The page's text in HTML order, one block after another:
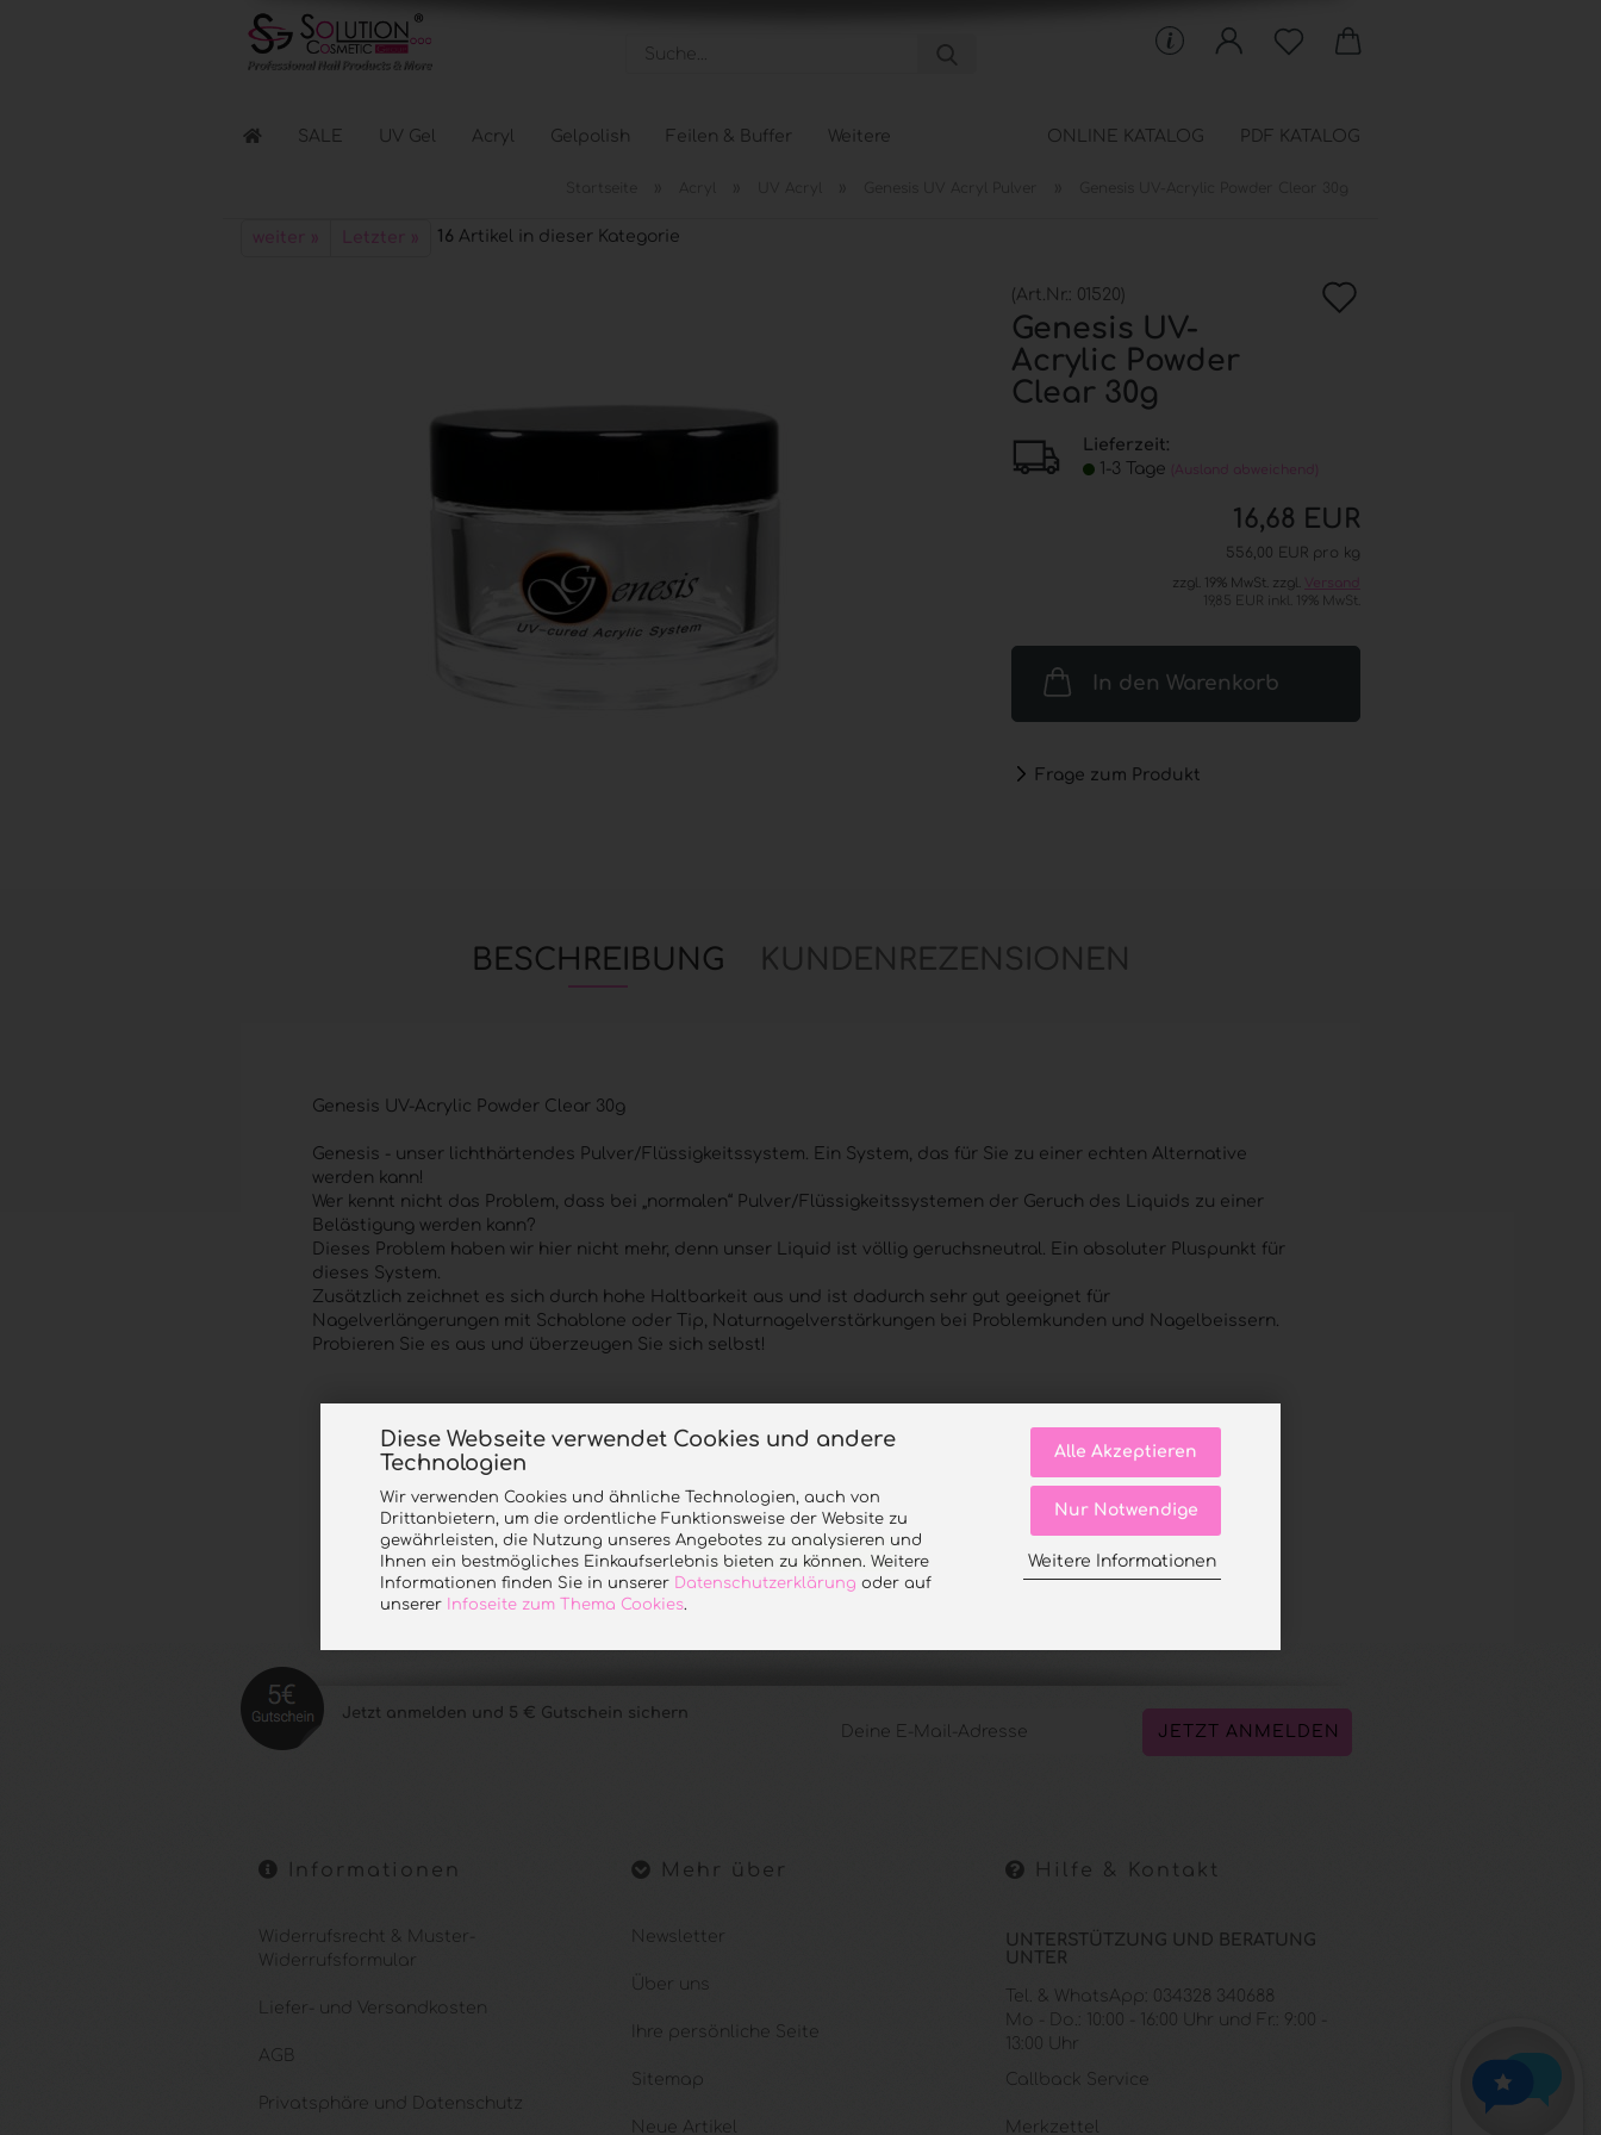
Diese Webseite verwendet Cookies und andere
Technologien
Wir verwenden Cookies und ähnliche Technologien, auch von
Drittanbietern, um die ordentliche Funktionsweise der Website zu
gewährleisten, die Nutzung unseres Angebotes zu analysieren und
Ihnen ein bestmögliches Einkaufserlebnis bieten zu können. Weitere
Informationen finden Sie in unserer Datenschutzerklärung oder auf
unserer
Infoseite zum Thema Cookies.
Alle Akzeptieren
Nur Notwendige
Weitere Informationen
SALE UV Gel Acryl Gelpolish Feilen & Buffer ONLINE KATALOG PDF KATALOG
Weitere
Flüssigkeiten anzeigen
Tip Nachfüllbeutel
Schablonen
Glitter
Nail Art Schatz
Purell® (GOJO®) anzeigen
PURELL® ADVANCED
PURELL® / GOJO® elektronische
Spender
PURELL® / GOJO® Sets
weiter » Letzter » 16 Artikel in dieser Kategorie
(Art.Nr.: 01520)
Genesis UV-
Acrylic Powder
Clear 30g
Lieferzeit:
1-3 Tage
(Ausland abweichend)
16,68 EUR
556,00 EUR pro kg
zzgl. 19% MwSt. zzgl. Versand
19,85 EUR inkl. 19% MwSt.
In den Warenkorb
Frage zum Produkt
BESCHREIBUNG KUNDENREZENSIONEN
Genesis UV-Acrylic Powder Clear 30g
Genesis - unser lichthärtendes Pulver/Flüssigkeitssystem. Ein System, das für Sie zu einer echten Alternative
werden kann!
Wer kennt nicht das Problem, dass bei „normalen“ Pulver/Flüssigkeitssystemen der Geruch des Liquids zu einer
Belästigung werden kann?
Dieses Problem haben wir hier nicht mehr, denn unser Liquid ist völlig geruchsneutral. Ein absoluter Pluspunkt für
dieses System.
Zusätzlich zeichnet es sich durch hohe Haltbarkeit aus und ist dadurch sehr gut geeignet für
Nagelverlängerungen mit Schablone oder Tip, Naturnagelverstärkungen bei Problemkunden und Nagelbeissern.
Probieren Sie es aus und überzeugen Sie sich selbst!
teilen
Jetzt anmelden und 5 € Gutschein sichern
Informationen
Widerrufsrecht & Muster-
Widerrufsformular
Liefer- und Versandkosten
AGB
Privatsphäre und Datenschutz
Mehr über
Newsletter
Über uns
Ihre persönliche Seite
Sitemap
Neue Artikel
Hilfe & Kontakt
UNTERSTÜTZUNG UND BERATUNG
UNTER
Tel. & WhatsApp: 034328 340688
Mo - Do.: 10:00 - 16:00 Uhr und Fr.: 9:00 -
13:00 Uhr
Callback Service
Merkzettel